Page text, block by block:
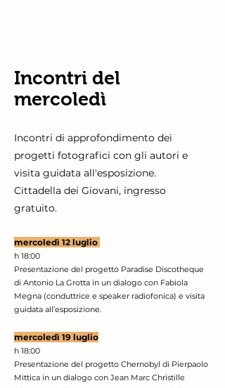
Incontri del
mercoledì
Incontri di approfondimento dei
progetti fotografici con gli autori e
visita guidata all'esposizione.
Cittadella dei Giovani, ingresso
gratuito.
mercoledì 12 luglio
h 18:00
Presentazione del progetto Paradise Discotheque
di Antonio La Grotta in un dialogo con Fabiola
Megna (conduttrice e speaker radiofonica) e visita
guidata all’esposizione.
mercoledì 19 luglio
h 18:00
Presentazione del progetto Chernobyl di Pierpaolo
Mittica in un dialogo con Jean Marc Christille